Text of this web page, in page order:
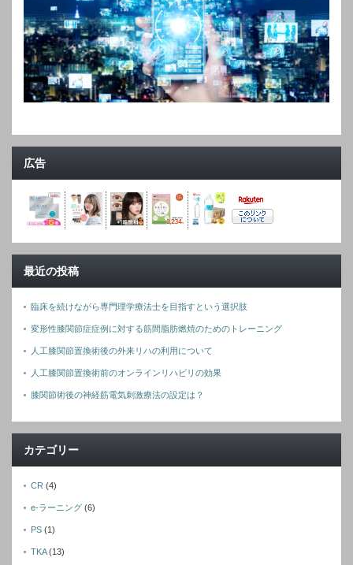
広告
最近の投稿
臨床を続けながら専門理学療法士を目指すという選択肢
変形性膝関節症症例に対する筋間脂肪燃焼のためのトレーニング
人工膝関節置換術後の外来リハの利用について
人工膝関節置換術前のオンラインリハビリの効果
膝関節術後の神経筋電気刺激療法の設定は？
カテゴリー
CR (4)
e-ラーニング (6)
PS (1)
TKA(13)